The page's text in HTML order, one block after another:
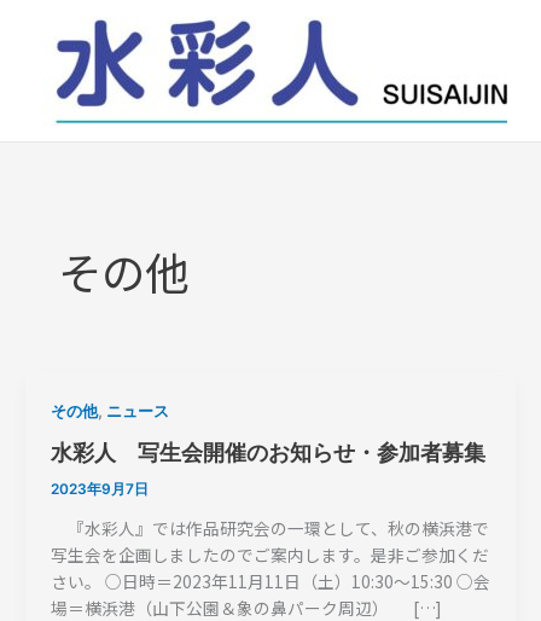
ッ
その他
その他, ニュース
水彩人 写生会開催のお知らせ・参加者募集
2023年9月7日
『水彩人』では作品研究会の一環として、秋の横浜港で
写生会を企画しましたのでご案内します。是非ご参加くだ
さい。 ○日時＝2023年11月11日（土）10:30～15:30 ○会
場＝横浜港（山下公園＆象の鼻パーク周辺） […]